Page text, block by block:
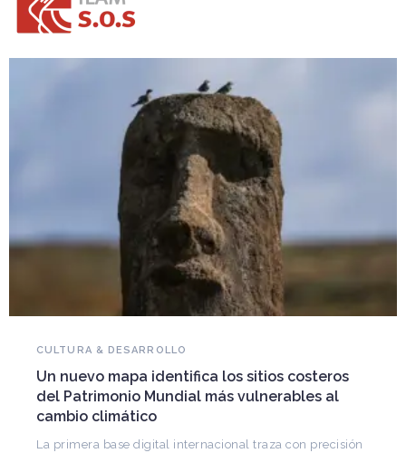
CULTURA & DESARROLLO
Un nuevo mapa identifica los sitios costeros
del Patrimonio Mundial más vulnerables al
cambio climático
La primera base digital internacional traza con precisión